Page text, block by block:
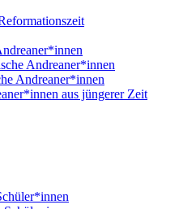
Andreaner*innen
Andreaner*innen
aus jüngerer Zeit